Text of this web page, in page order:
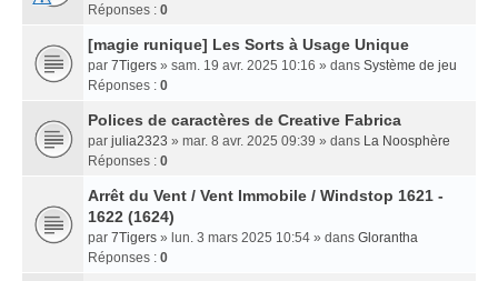
Réponses : 0
[magie runique] Les Sorts à Usage Unique
par 7Tigers » sam. 19 avr. 2025 10:16 » dans Système de jeu
Réponses : 0
Polices de caractères de Creative Fabrica
par julia2323 » mar. 8 avr. 2025 09:39 » dans La Noosphère
Réponses : 0
Arrêt du Vent / Vent Immobile / Windstop 1621 -
1622 (1624)
par 7Tigers » lun. 3 mars 2025 10:54 » dans Glorantha
Réponses : 0